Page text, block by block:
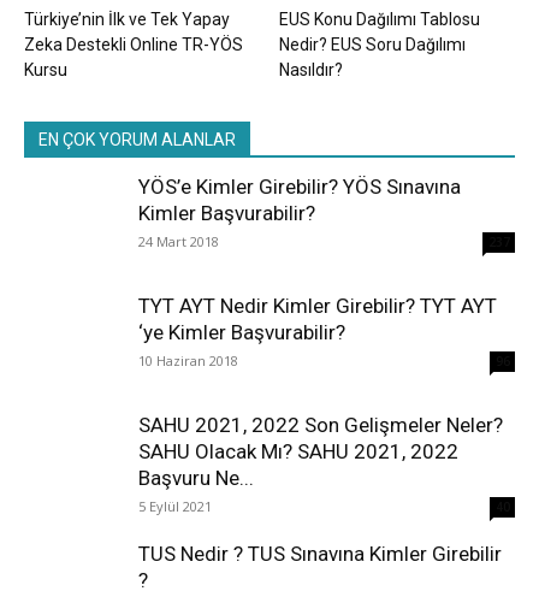
Türkiye’nin İlk ve Tek Yapay
Zeka Destekli Online TR-YÖS
Kursu
EUS Konu Dağılımı Tablosu
Nedir? EUS Soru Dağılımı
Nasıldır?
EN ÇOK YORUM ALANLAR
YÖS’e Kimler Girebilir? YÖS Sınavına
Kimler Başvurabilir?
24 Mart 2018
TYT AYT Nedir Kimler Girebilir? TYT AYT
‘ye Kimler Başvurabilir?
10 Haziran 2018
SAHU 2021, 2022 Son Gelişmeler Neler?
SAHU Olacak Mı? SAHU 2021, 2022
Başvuru Ne...
5 Eylül 2021
TUS Nedir ? TUS Sınavına Kimler Girebilir
?